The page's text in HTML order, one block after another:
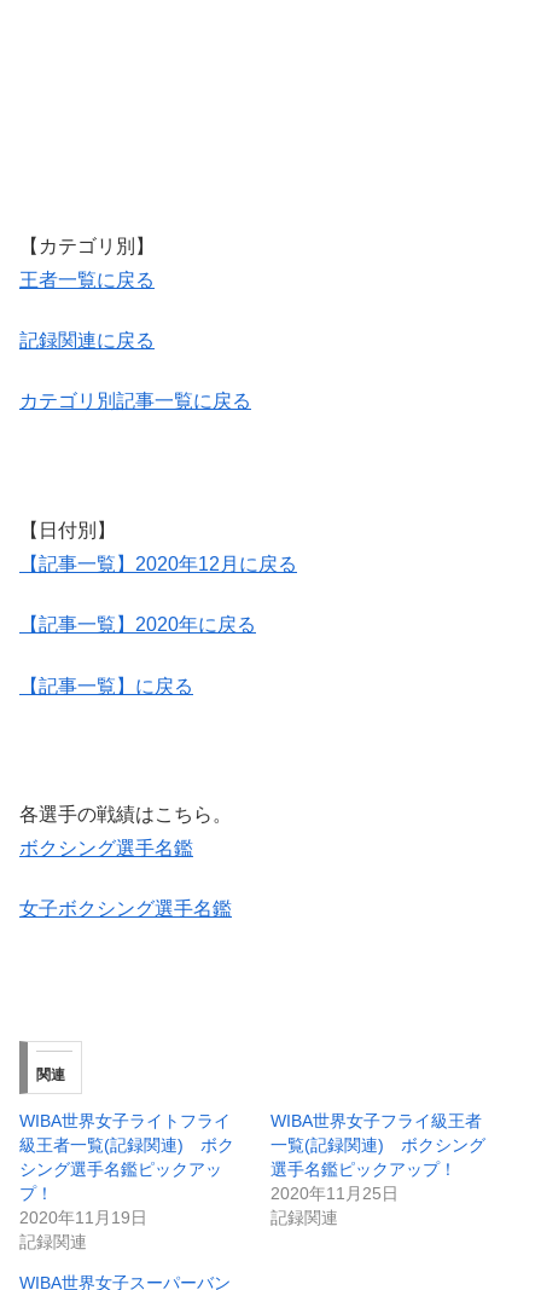
【カテゴリ別】
王者一覧に戻る
記録関連に戻る
カテゴリ別記事一覧に戻る
【日付別】
【記事一覧】2020年12月に戻る
【記事一覧】2020年に戻る
【記事一覧】に戻る
各選手の戦績はこちら。
ボクシング選手名鑑
女子ボクシング選手名鑑
関連
WIBA世界女子ライトフライ
級王者一覧(記録関連) ボク
シング選手名鑑ピックアッ
プ！
2020年11月19日
記録関連
WIBA世界女子フライ級王者
一覧(記録関連) ボクシング
選手名鑑ピックアップ！
2020年11月25日
記録関連
WIBA世界女子スーパーバン